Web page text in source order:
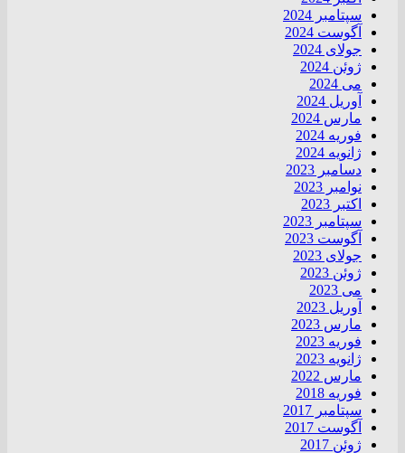
سپتامبر 2024
آگوست 2024
جولای 2024
ژوئن 2024
می 2024
آوریل 2024
مارس 2024
فوریه 2024
ژانویه 2024
دسامبر 2023
نوامبر 2023
اکتبر 2023
سپتامبر 2023
آگوست 2023
جولای 2023
ژوئن 2023
می 2023
آوریل 2023
مارس 2023
فوریه 2023
ژانویه 2023
مارس 2022
فوریه 2018
سپتامبر 2017
آگوست 2017
ژوئن 2017